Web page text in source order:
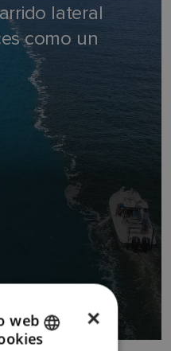
lateral
como un
ENGLISH
×
web